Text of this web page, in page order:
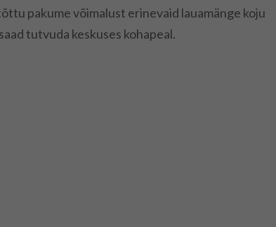
pakume võimalust erinevaid lauamänge koju
tutvuda keskuses kohapeal.